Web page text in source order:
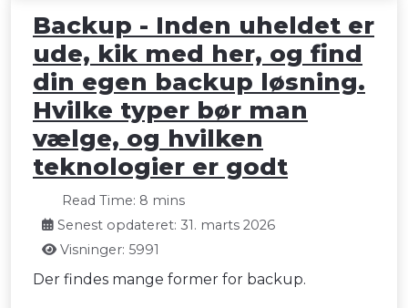
Backup - Inden uheldet er
ude, kik med her, og find
din egen backup løsning.
Hvilke typer bør man
vælge, og hvilken
teknologier er godt
Read Time: 8 mins
Senest opdateret: 31. marts 2026
Visninger: 5991
Der findes mange former for backup.